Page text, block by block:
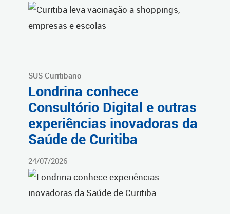
SUS Curitibano
Londrina conhece
Consultório Digital e outras
experiências inovadoras da
Saúde de Curitiba
24/07/2026